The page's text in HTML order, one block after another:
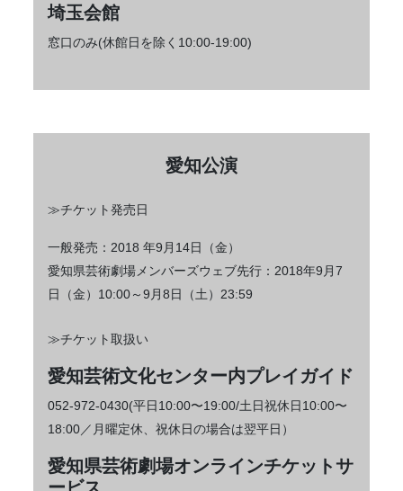
埼玉会館
窓口のみ(休館日を除く10:00-19:00)
愛知公演
≫チケット発売日
一般発売：2018 年9月14日（金）
愛知県芸術劇場メンバーズウェブ先行：2018年9月7
日（金）10:00～9月8日（土）23:59
≫チケット取扱い
愛知芸術文化センター内プレイガイド
052‐972-0430(平日10:00〜19:00/土日祝休日10:00〜
18:00／月曜定休、祝休日の場合は翌平日）
愛知県芸術劇場オンラインチケットサ